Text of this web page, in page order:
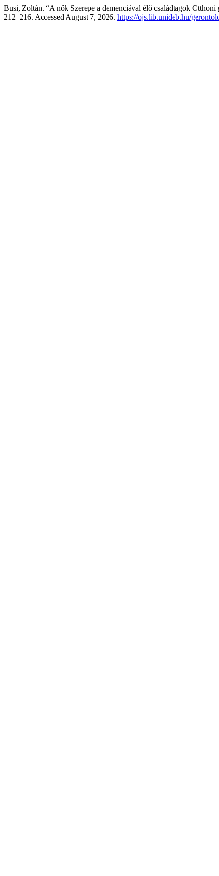
Busi, Zoltán. “A nők Szerepe a demenciával élő családtagok Otthoni
212–216. Accessed August 7, 2026. https://ojs.lib.unideb.hu/